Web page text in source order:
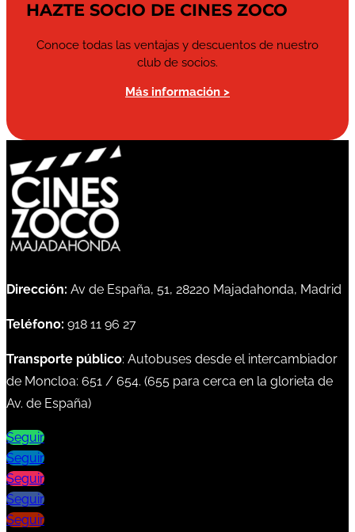
HAZTE SOCIO DE CINES ZOCO
Conoce todas las ventajas y descuentos de nuestro
club de socios.
Más información >
Dirección: Av de España, 51, 28220 Majadahonda, Madrid
Teléfono: 918 11 96 27
Transporte público: Autobuses desde el intercambiador
de Moncloa: 651 / 654. (655 para cerca en la glorieta de
Av. de España)
Seguir
Seguir
Seguir
Seguir
Seguir